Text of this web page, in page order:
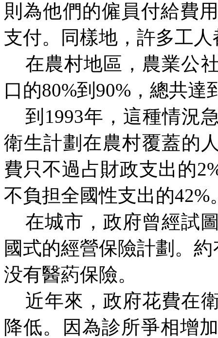
則為他們的僱員付給費
支付。同樣地，許多工
在農村地區，農業公
口的80%到90%，總共達
到1993年，這種情況
衛生計劃在農村覆蓋的
費只不過占財政支出的
不負担全國性支出的42%
在城市，政府曾經試
國式的經營保險計劃。
没有醫葯保險。
近年來，政府花費在
降低。因為診所爭相增